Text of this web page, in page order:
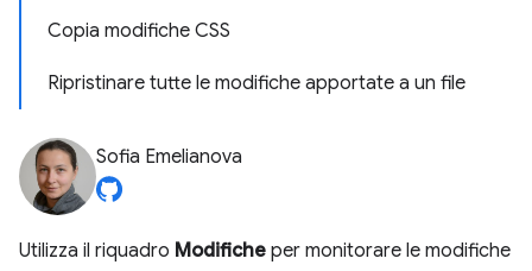
Copia modifiche CSS
Ripristinare tutte le modifiche apportate a un file
Sofia Emelianova
Utilizza il riquadro Modifiche per monitorare le modifiche